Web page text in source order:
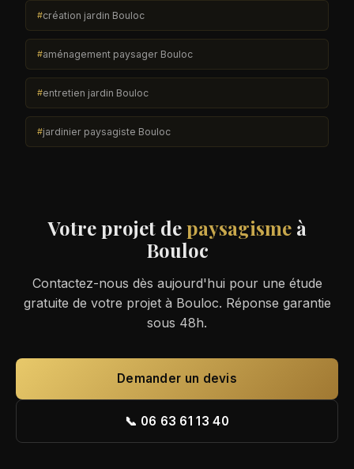
création jardin Bouloc
aménagement paysager Bouloc
entretien jardin Bouloc
jardinier paysagiste Bouloc
Votre projet depaysagismeà
Bouloc
Contactez-nous dès aujourd'hui pour une étude
gratuite de votre projet à Bouloc. Réponse garantie
sous 48h.
Demander un devis
📞 06 63 61 13 40